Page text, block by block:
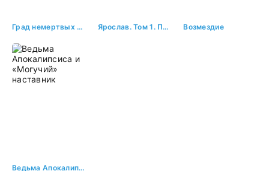
Град немертвых 2. Ошейник Омерта Ярослав. Том 1. Первый князь Руси Возмездие
Ведьма Апокалипсиса и «Могучий» наставник